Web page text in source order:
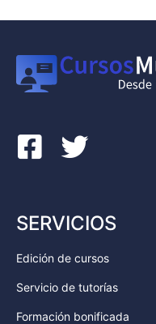
SERVICIOS
Edición de cursos
Servicio de tutorías
Formación bonificada